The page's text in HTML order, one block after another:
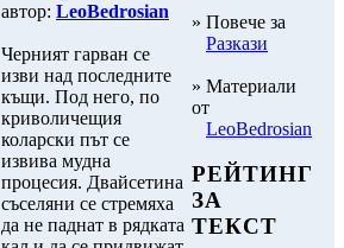
автор: LeoBedrosian
Черният гарван се
изви над последните
къщи. Под него, по
криволичещия
коларски път се
извива мудна
процесия. Двайсетина
съселяни се стремяха
да не паднат в рядката
» Повече за
Разкази
» Материали
от
LeoBedrosian
РЕЙТИНГ
ЗА
ТЕКСТ